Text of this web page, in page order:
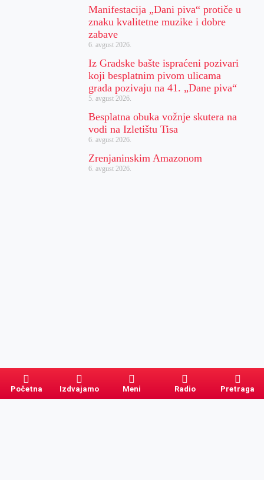
Manifestacija „Dani piva“ protiče u
znaku kvalitetne muzike i dobre
zabave
6. avgust 2026.
Iz Gradske bašte ispraćeni pozivari
koji besplatnim pivom ulicama
grada pozivaju na 41. „Dane piva“
5. avgust 2026.
Besplatna obuka vožnje skutera na
vodi na Izletištu Tisa
6. avgust 2026.
Zrenjaninskim Amazonom
6. avgust 2026.
Početna Izdvajamo Meni Radio Pretraga